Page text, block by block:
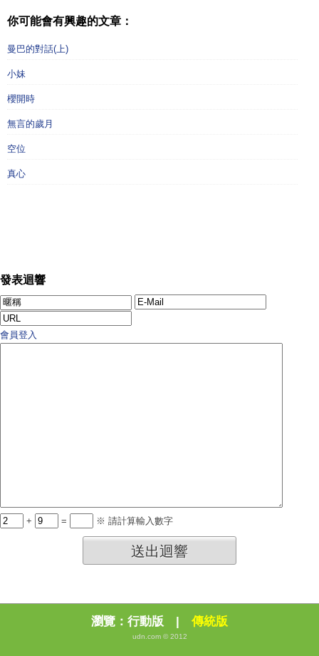
你可能會有興趣的文章：
曼巴的對話(上)
小妹
櫻開時
無言的歲月
空位
真心
發表迴響
會員登入
+ = ※ 請計算輸入數字
送出迴響
瀏覽： 行動版 | 傳統版
udn.com © 2012